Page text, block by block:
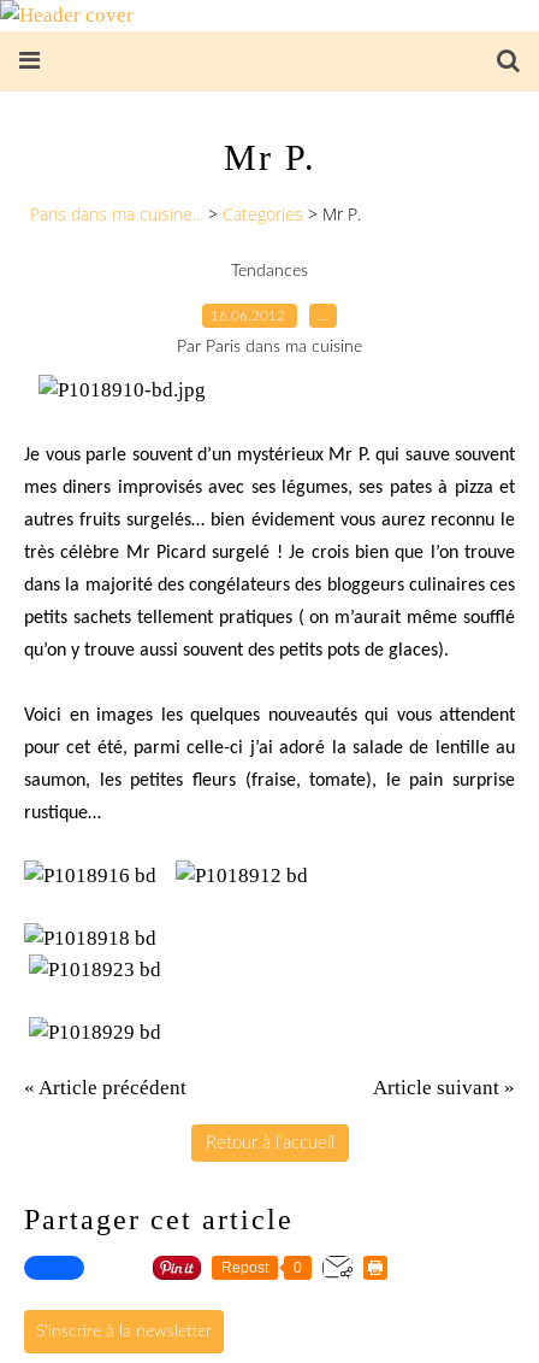
Mr P.
Paris dans ma cuisine... > Categories > Mr P.
Tendances
16.06.2012
Par Paris dans ma cuisine
Je vous parle souvent d’un mystérieux Mr P. qui sauve souvent
mes diners improvisés avec ses légumes, ses pates à pizza et
autres fruits surgelés… bien évidement vous aurez reconnu le
très célèbre Mr Picard surgelé ! Je crois bien que l’on trouve
dans la majorité des congélateurs des bloggeurs culinaires ces
petits sachets tellement pratiques ( on m’aurait même soufflé
qu’on y trouve aussi souvent des petits pots de glaces).
Voici en images les quelques nouveautés qui vous attendent
pour cet été, parmi celle-ci j’ai adoré la salade de lentille au
saumon, les petites fleurs (fraise, tomate), le pain surprise
rustique…
« Article précédent Article suivant »
Retour à l'accueil
Partager cet article
Repost 0
S'inscrire à la newsletter